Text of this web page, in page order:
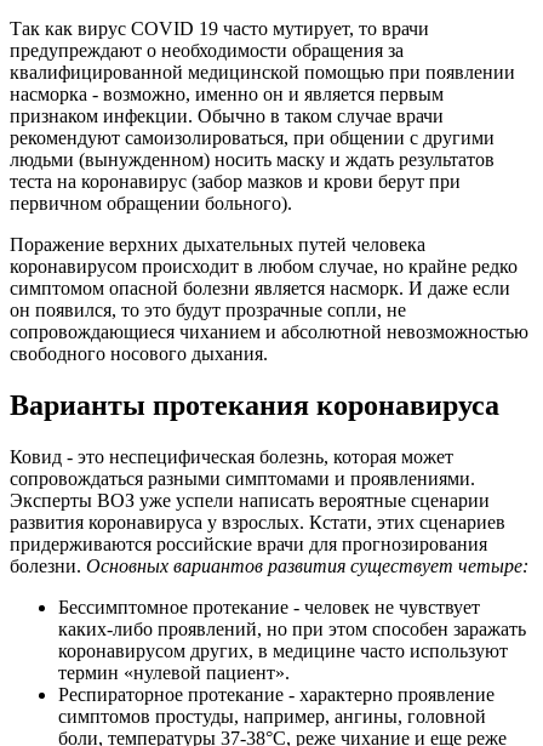
Так как вирус COVID 19 часто мутирует, то врачи
предупреждают о необходимости обращения за
квалифицированной медицинской помощью при появлении
насморка - возможно, именно он и является первым
признаком инфекции. Обычно в таком случае врачи
рекомендуют самоизолироваться, при общении с другими
людьми (вынужденном) носить маску и ждать результатов
теста на коронавирус (забор мазков и крови берут при
первичном обращении больного).
Поражение верхних дыхательных путей человека
коронавирусом происходит в любом случае, но крайне редко
симптомом опасной болезни является насморк. И даже если
он появился, то это будут прозрачные сопли, не
сопровождающиеся чиханием и абсолютной невозможностью
свободного носового дыхания.
Варианты протекания коронавируса
Ковид - это неспецифическая болезнь, которая может
сопровождаться разными симптомами и проявлениями.
Эксперты ВОЗ уже успели написать вероятные сценарии
развития коронавируса у взрослых. Кстати, этих сценариев
придерживаются российские врачи для прогнозирования
болезни. Основных вариантов развития существует четыре:
Бессимптомное протекание - человек не чувствует
каких-либо проявлений, но при этом способен заражать
коронавирусом других, в медицине часто используют
термин «нулевой пациент».
Респираторное протекание - характерно проявление
симптомов простуды, например, ангины, головной
боли, температуры 37-38°С, реже чихание и еще реже